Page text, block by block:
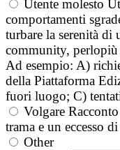
Utente molesto
comportamenti
turbare la serenità
community,
Ad esempio: A)
della Piattaforma
fuori luogo; C)
Volgare
trama e un eccesso
Other